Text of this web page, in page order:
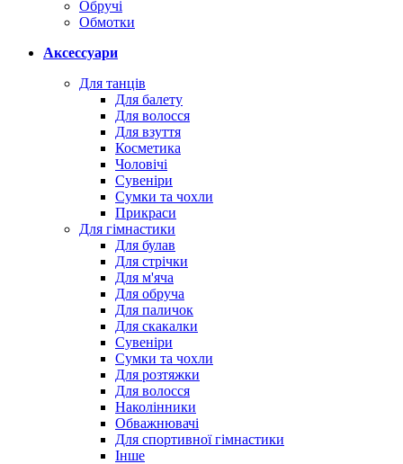
Обручі
Обмотки
Аксессуари
Для танців
Для балету
Для волосся
Для взуття
Косметика
Чоловічі
Сувеніри
Сумки та чохли
Прикраси
Для гімнастики
Для булав
Для стрічки
Для м'яча
Для обруча
Для паличок
Для скакалки
Сувеніри
Сумки та чохли
Для розтяжки
Для волосся
Наколінники
Обважнювачі
Для спортивної гімнастики
Інше